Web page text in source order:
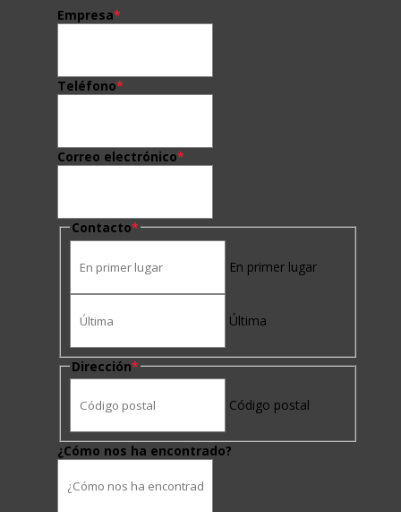
Empresa*
Teléfono*
Correo electrónico*
Contacto*
En primer lugar
Última
Dirección*
Código postal
¿Cómo nos ha encontrado?